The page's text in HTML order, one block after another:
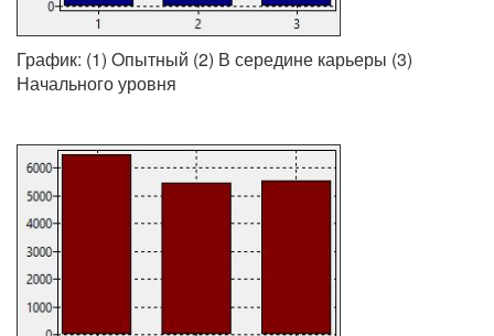
График: (1) Oпытный (2) В середине карьеры (3)
Начального уровня